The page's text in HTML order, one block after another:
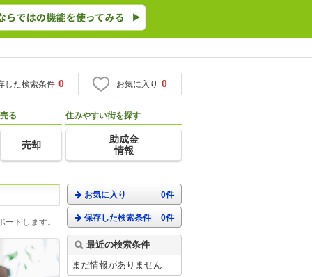
した検索条件 0 お気に入り 0
売る
売却
住みやすい街を探す
助成金
情報
トします。
お気に入り 0件
保存した検索条件 0件
最近の検索条件
まだ情報がありません